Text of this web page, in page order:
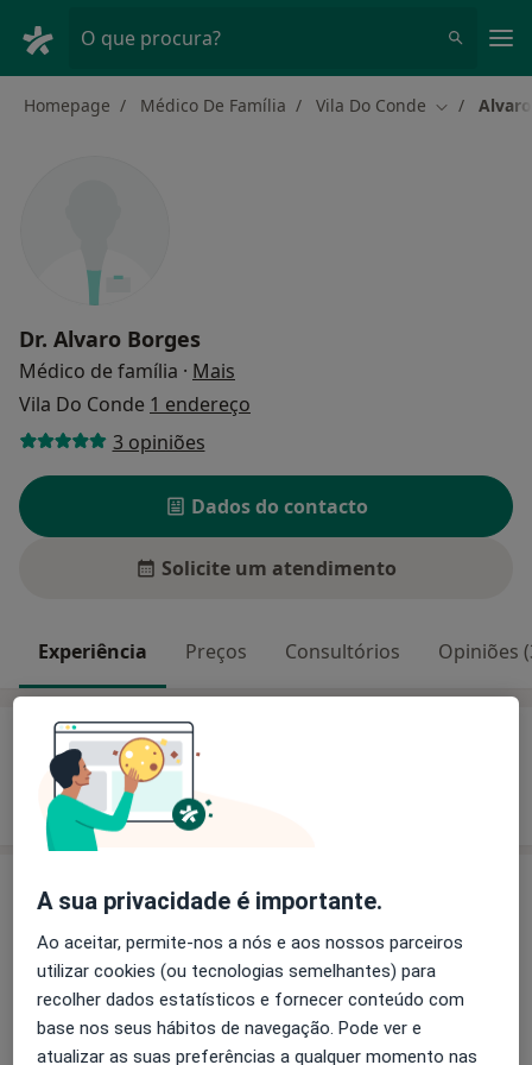
O que procura?
Homepage Médico De Família Vila Do Conde Mudar de
Dr. Alvaro Borges
Médico de família · Mais
Vila Do Conde 1 endereço
3 opiniões
Dados do contacto
Solicite um atendimento
Experiência Preços Consultórios Opiniões
Experiência
Mostrar mais detalhes
Preços
Sem informação sobre serviços e preços
Este especialista ainda não adicionou nenhuma
informação sobre serviços
A sua privacidade é importante.
Ao aceitar, permite-nos a nós e aos nossos parceiros
utilizar cookies (ou tecnologias semelhantes) para
recolher dados estatísticos e fornecer conteúdo com
base nos seus hábitos de navegação. Pode ver e
atualizar as suas preferências a qualquer momento nas